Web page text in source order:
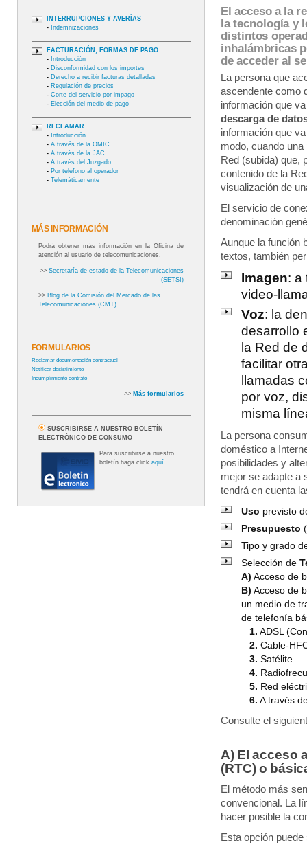
INTERRUPCIONES Y AVERÍAS
- Indemnizaciones
FACTURACIÓN, FORMAS DE PAGO
- Introducción
- Disconformidad con los importes
- Derecho a recibir facturas detalladas
- Regulación de precios
- Corte del servicio por impago
- Elección del medio de pago
RECLAMAR
- Introducción
- A través de la OMIC
- A través de la JAC
- A través del Juzgado
- Por teléfono al operador
- Telemáticamente
MÁS INFORMACIÓN
Podrá obtener más información en la Oficina de
atención al usuario de telecomunicaciones.
>>Secretaría de estado de la Telecomunicaciones
(SETSI)
>> Blog de la Comisión del Mercado de las
Telecomunicaciones (CMT)
FORMULARIOS
Reclamar documentación contractual
Notificar desistimiento
Incumplimiento contrato
>> Más formularios
SUSCRIBIRSE A NUESTRO BOLETÍN
ELECTRÓNICO DE CONSUMO
Para suscribirse a nuestro
boletín haga click aquí
El acceso a la
la tecnología y
distintos
inhalámbricas
de acceder al
La persona que
ascendente como
información que
descarga de
información que
modo, cuando
Red (subida) que,
contenido de la
visualización de
El servicio de
denominación
Aunque la función
textos, también
Imagen: a
video-
Voz: la
desarrollo
la Red de
facilitar
llamadas
por voz,
misma
La persona
doméstico a
posibilidades y
mejor se adapte a
tendrá en cuenta
Uso previsto
Presupuesto
Tipo y grado
Selección de
A) Acceso de
B) Acceso de
un medio de
de telefonía
1. ADSL
2. Cable-
3. Satélite.
4.
5. Red
6. A través
Consulte el
A) El acceso
(RTC) o
El método más
convencional. La
hacer posible la
Esta opción